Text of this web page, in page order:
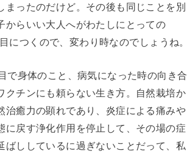
ったのだけど。その後も同じことを別
からいい大人へがわたしにとっての
つくので、変わり時なのでしょうね。
で身体のこと、病気になった時の向き合
クチンにも頼らない生き方。自然栽培か
治癒力の顕れであり、炎症による痛みや
戻す浄化作用を停止して、その場の症
ししているに過ぎないことだって、私